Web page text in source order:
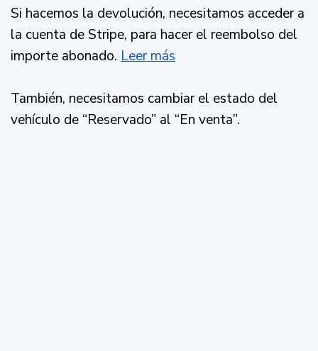
Si hacemos la devolución, necesitamos acceder a
la cuenta de Stripe, para hacer el reembolso del
importe abonado. Leer más
También, necesitamos cambiar el estado del
vehículo de “Reservado” al “En venta”.